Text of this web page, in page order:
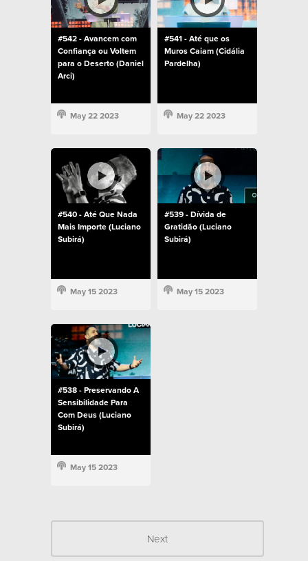
#542 - Avancem com
Confiança ou Voltem
para o Deserto (Daniel
Arci)
May 22 2023
#541 - Até que os
Muros Caiam (Cidália
Pardelha)
May 22 2023
#540 - Até Que Nada
Mais Importe (Luciano
Subirá)
May 15 2023
#539 - Dívida de
Gratidão (Luciano
Subirá)
May 15 2023
#538 - Preservando A
Sensibilidade Para
Com Deus (Luciano
Subirá)
May 15 2023
Next